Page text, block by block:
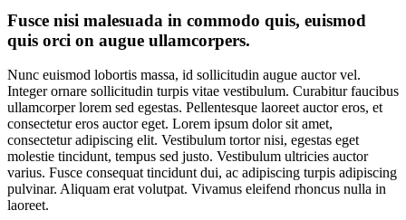
Fusce nisi malesuada in commodo quis, euismod
quis orci on augue ullamcorpers.
Nunc euismod lobortis massa, id sollicitudin augue auctor vel.
Integer ornare sollicitudin turpis vitae vestibulum. Curabitur faucibus
ullamcorper lorem sed egestas. Pellentesque laoreet auctor eros, et
consectetur eros auctor eget. Lorem ipsum dolor sit amet,
consectetur adipiscing elit. Vestibulum tortor nisi, egestas eget
molestie tincidunt, tempus sed justo. Vestibulum ultricies auctor
varius. Fusce consequat tincidunt dui, ac adipiscing turpis adipiscing
pulvinar. Aliquam erat volutpat. Vivamus eleifend rhoncus nulla in
laoreet.